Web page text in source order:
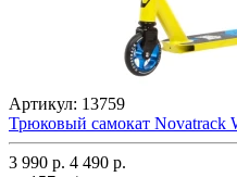
Артикул: 13759
Трюковый самокат
3 990 р. 4 490 р.